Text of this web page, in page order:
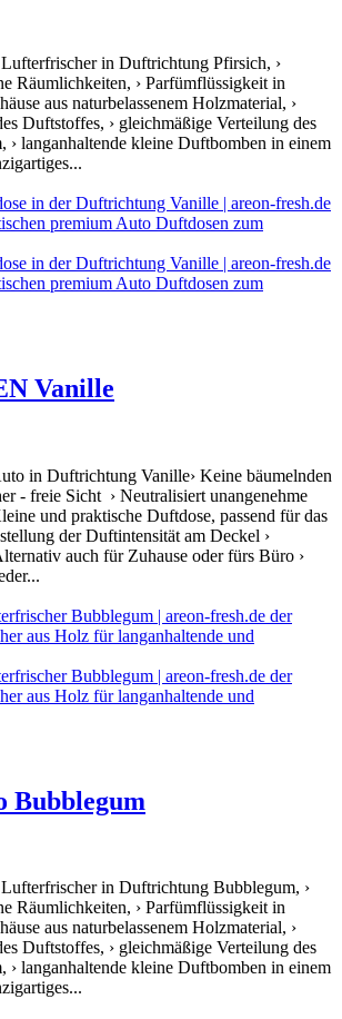
in Duftrichtung Pfirsich, ›
Räumlichkeiten, › Parfümflüssigkeit in
aus naturbelassenem Holzmaterial, ›
Duftstoffes, › gleichmäßige Verteilung des
› langanhaltende kleine Duftbomben in einem
Vanille
in Duftrichtung Vanille› Keine bäumelnden
- freie Sicht › Neutralisiert unangenehme
und praktische Duftdose, passend für das
der Duftintensität am Deckel ›
auch für Zuhause oder fürs Büro ›
Bubblegum
in Duftrichtung Bubblegum, ›
Räumlichkeiten, › Parfümflüssigkeit in
aus naturbelassenem Holzmaterial, ›
Duftstoffes, › gleichmäßige Verteilung des
› langanhaltende kleine Duftbomben in einem